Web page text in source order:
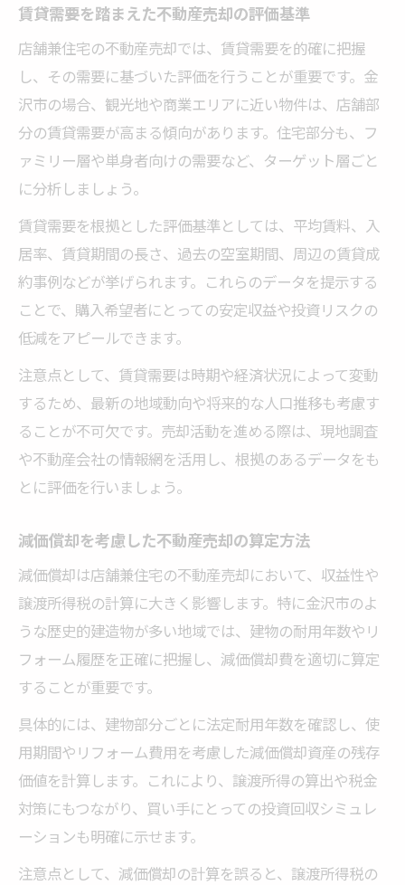
賃貸需要を踏まえた不動産売却の評価基準
店舗兼住宅の不動産売却では、賃貸需要を的確に把握
し、その需要に基づいた評価を行うことが重要です。金
沢市の場合、観光地や商業エリアに近い物件は、店舗部
分の賃貸需要が高まる傾向があります。住宅部分も、フ
ァミリー層や単身者向けの需要など、ターゲット層ごと
に分析しましょう。
賃貸需要を根拠とした評価基準としては、平均賃料、入
居率、賃貸期間の長さ、過去の空室期間、周辺の賃貸成
約事例などが挙げられます。これらのデータを提示する
ことで、購入希望者にとっての安定収益や投資リスクの
低減をアピールできます。
注意点として、賃貸需要は時期や経済状況によって変動
するため、最新の地域動向や将来的な人口推移も考慮す
ることが不可欠です。売却活動を進める際は、現地調査
や不動産会社の情報網を活用し、根拠のあるデータをも
とに評価を行いましょう。
減価償却を考慮した不動産売却の算定方法
減価償却は店舗兼住宅の不動産売却において、収益性や
譲渡所得税の計算に大きく影響します。特に金沢市のよ
うな歴史的建造物が多い地域では、建物の耐用年数やリ
フォーム履歴を正確に把握し、減価償却費を適切に算定
することが重要です。
具体的には、建物部分ごとに法定耐用年数を確認し、使
用期間やリフォーム費用を考慮した減価償却資産の残存
価値を計算します。これにより、譲渡所得の算出や税金
対策にもつながり、買い手にとっての投資回収シミュレ
ーションも明確に示せます。
注意点として、減価償却の計算を誤ると、譲渡所得税の